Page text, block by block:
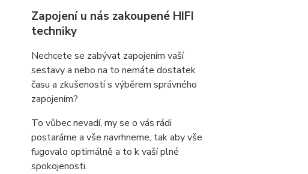
Zapojení u nás zakoupené HIFI
techniky
Nechcete se zabývat zapojením vaší
sestavy a nebo na to nemáte dostatek
času a zkušeností s výběrem správného
zapojením?
To vůbec nevadí, my se o vás rádi
postaráme a vše navrhneme, tak aby vše
fugovalo optimálně a to k vaší plné
spokojenosti.